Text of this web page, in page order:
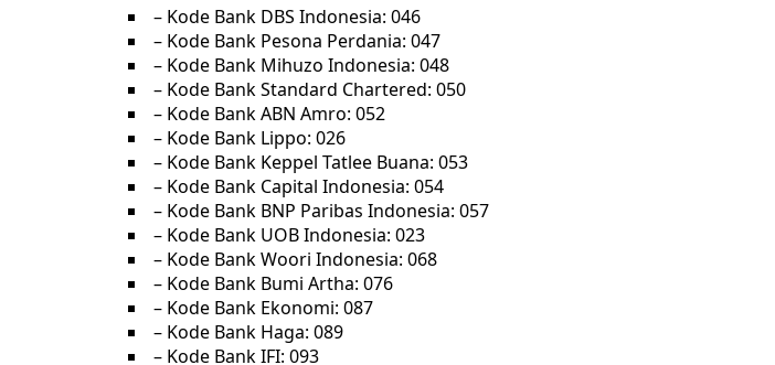
– Kode Bank DBS Indonesia: 046
– Kode Bank Pesona Perdania: 047
– Kode Bank Mihuzo Indonesia: 048
– Kode Bank Standard Chartered: 050
– Kode Bank ABN Amro: 052
– Kode Bank Lippo: 026
– Kode Bank Keppel Tatlee Buana: 053
– Kode Bank Capital Indonesia: 054
– Kode Bank BNP Paribas Indonesia: 057
– Kode Bank UOB Indonesia: 023
– Kode Bank Woori Indonesia: 068
– Kode Bank Bumi Artha: 076
– Kode Bank Ekonomi: 087
– Kode Bank Haga: 089
– Kode Bank IFI: 093